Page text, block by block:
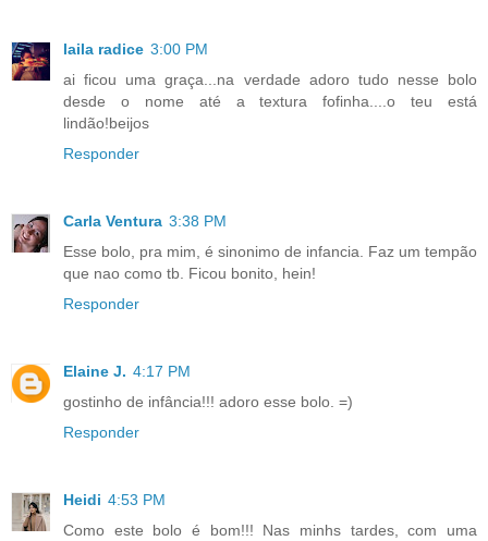
laila radice 3:00 PM
ai ficou uma graça...na verdade adoro tudo nesse bolo
desde o nome até a textura fofinha....o teu está
lindão!beijos
Responder
Carla Ventura 3:38 PM
Esse bolo, pra mim, é sinonimo de infancia. Faz um tempão
que nao como tb. Ficou bonito, hein!
Responder
Elaine J. 4:17 PM
gostinho de infância!!! adoro esse bolo. =)
Responder
Heidi 4:53 PM
Como este bolo é bom!!! Nas minhs tardes, com uma